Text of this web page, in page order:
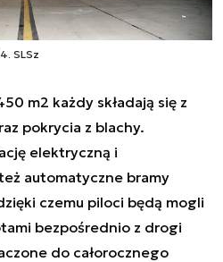
SLSz
m2 każdy składają się z
pokrycia z blachy.
elektryczną i
automatyczne bramy
czemu piloci będą mogli
bezpośrednio z drogi
do całorocznego